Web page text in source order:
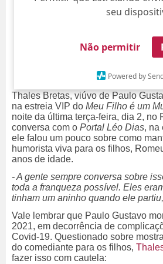
seu
Não permitir
Powered by
Thales Bretas, viúvo de Paulo
na estreia VIP do Meu Filho é um
noite da última terça-feira, dia 2, no
conversa com o Portal Léo Dias, na
ele falou um pouco sobre como
humorista viva para os filhos,
anos de idade.
- A gente sempre conversa sobre
toda a franqueza possível. Eles
tinham um aninho quando ele partiu,
Vale lembrar que Paulo Gustavo
2021, em decorrência de
Covid-19. Questionado sobre
do comediante para os filhos,
fazer isso com cautela: